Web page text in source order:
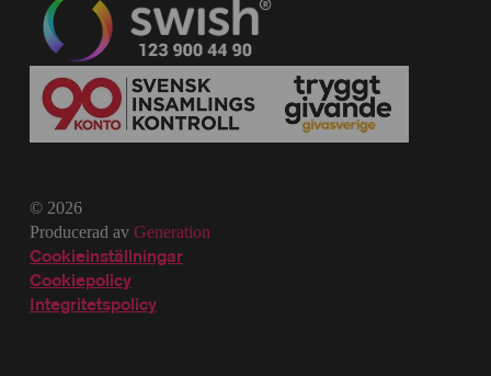
© 2026
Producerad av Generation
Cookieinställningar
Cookiepolicy
Integritetspolicy